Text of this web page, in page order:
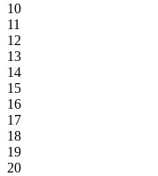
10
11
12
13
14
15
16
17
18
19
20